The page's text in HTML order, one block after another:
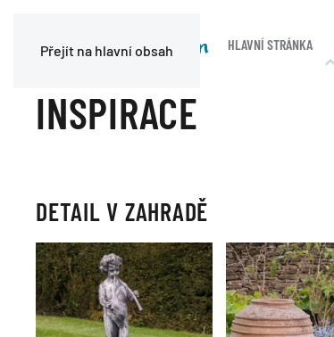
Přejít na hlavní obsah HLAVNÍ STRÁNKA
INSPIRACE
DETAIL V ZAHRADĚ